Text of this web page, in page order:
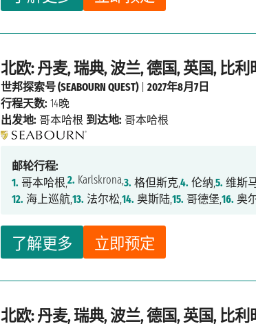
北欧: 丹麦, 瑞典, 波兰, 德国, 英国, 比利
了解更多 立即预定
世邦探索号 (SEABOURN QUEST)|2027年8月7日
行程天数: 14晚
出发地: 哥本哈根 到达地: 哥本哈根
邮轮行程:
1. 哥本哈根,2. Karlskrona,3. 格但斯克,4. 伦纳,5. 维斯
12. 海上巡航,13. 法尔松,14. 奥斯陆,15. 哥德堡,16. 奥
北欧: 丹麦, 瑞典, 波兰, 德国, 英国, 比